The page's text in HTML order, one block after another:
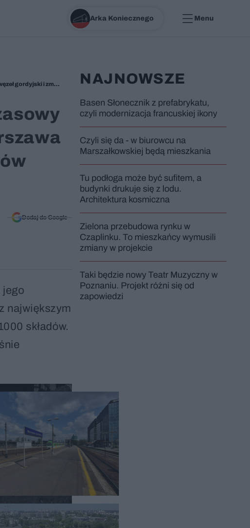
Arka Koniecznego Menu
Prowizorki zawsze żyją najdłużej. Ten tymczasowy dworzec kolejowy istniał niemal 100 lat. Warszawa Zachodnia, węzeł gordyjski i zmora pasażerów przed przebudową
Dodaj do Google
jego
największym
składów.
NAJNOWSZE
Basen Słonecznik z prefabrykatu,
czyli modernizacja francuskiej ikony
Czyli się da - w biurowcu na
Marszałkowskiej będą mieszkania
Tu podłoga może być sufitem, a
budynki drukuje się z lodu.
Architektura kosmiczna
Zielona przebudowa rynku w
Czaplinku. To mieszkańcy wymusili
zmiany w projekcie
Taki będzie nowy Teatr Muzyczny w
Poznaniu. Projekt różni się od
zapowiedzi